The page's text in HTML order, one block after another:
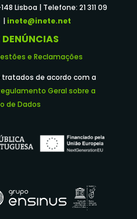
Lisboa | Telefone: 21 311 09
| inete@inete.net
e Reclamações
tratados de acordo com a
Geral sobre a
de Dados